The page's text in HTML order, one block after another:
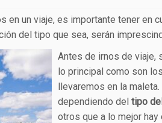
en un viaje, es importante tener en
del tipo que sea, serán
Antes de irnos de viaje,
lo principal como son
llevaremos en la
dependiendo del tipo
otros que a lo mejor hay